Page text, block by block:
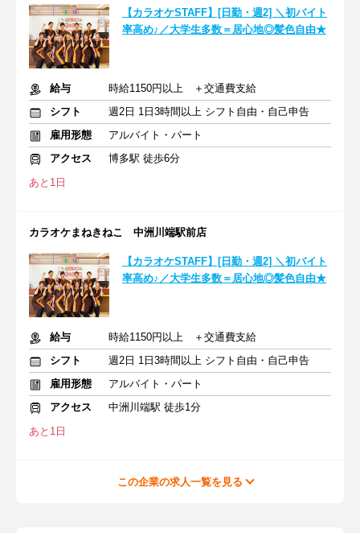
【カラオケSTAFF】[日勤・週2] ＼初バイト
率高め♪／大学生多数＝居心地◎髪色自由★
給与
時給1150円以上 ＋交通費支給
シフト
週2日 1日3時間以上 シフト自由・自己申告
雇用形態
アルバイト・パート
アクセス
博多駅 徒歩6分
あと1日
カラオケまねきねこ 中洲川端駅前店
【カラオケSTAFF】[日勤・週2] ＼初バイト
率高め♪／大学生多数＝居心地◎髪色自由★
給与
時給1150円以上 ＋交通費支給
シフト
週2日 1日3時間以上 シフト自由・自己申告
雇用形態
アルバイト・パート
アクセス
中洲川端駅 徒歩1分
あと1日
この企業の求人一覧を見る